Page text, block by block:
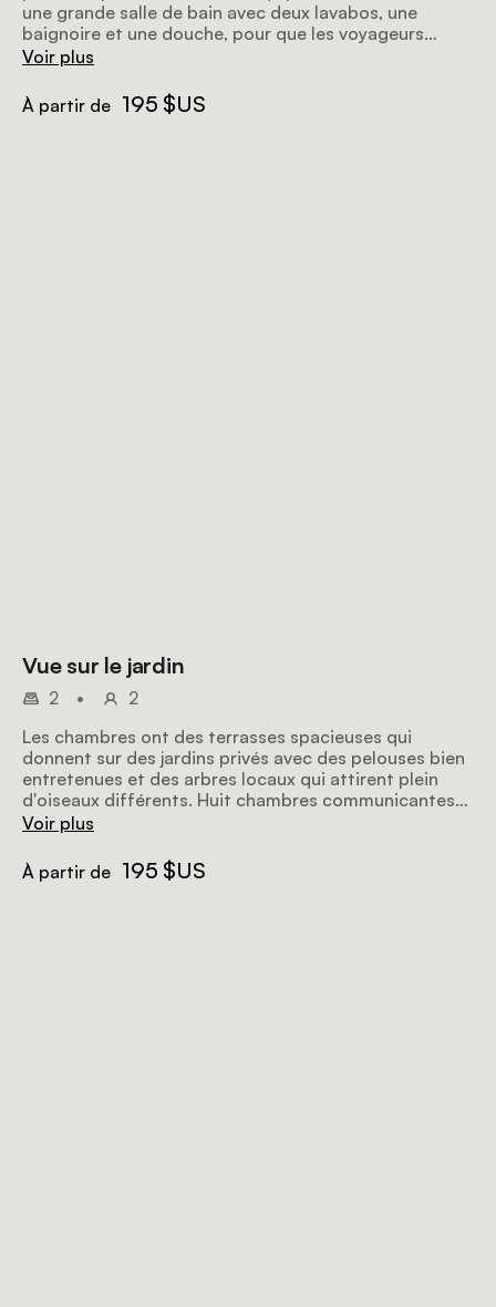
une grande salle de bain avec deux lavabos, une
baignoire et une douche, pour que les voyageurs
fatigués puissent se détendre.
Voir plus
À partir de 195 $US
Vue sur le jardin
2 •
2
Les chambres ont des terrasses spacieuses qui
donnent sur des jardins privés avec des pelouses bien
entretenues et des arbres locaux qui attirent plein
d'oiseaux différents. Huit chambres communicantes
sont parfaites pour les familles ou les groupes,
Voir plus
À partir de 195 $US